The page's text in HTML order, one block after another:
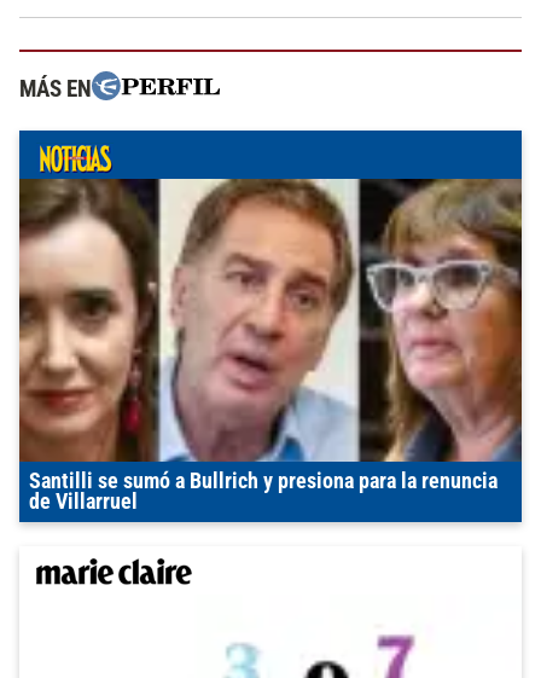
MÁS EN
Santilli se sumó a Bullrich y presiona para la renuncia
de Villarruel